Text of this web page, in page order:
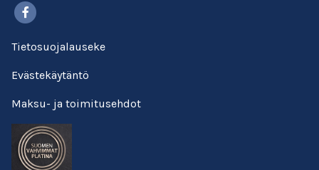
Tietosuojalauseke
Evästekäytäntö
Maksu- ja toimitusehdot